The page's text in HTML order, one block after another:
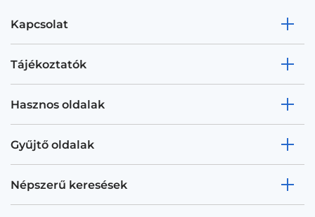
Kapcsolat
Tájékoztatók
Hasznos oldalak
Gyűjtő oldalak
Népszerű keresések